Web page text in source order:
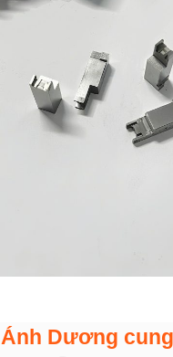
Ánh Dương